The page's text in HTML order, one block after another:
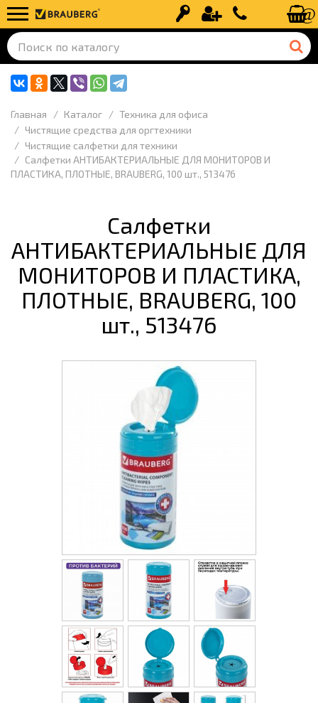
Вход Регистрация+7 (499) 110-
Главная Каталог
Техника для офиса
Чистящие средства для оргтехники
Чистящие салфетки для техники
Салфетки АНТИБАКТЕРИАЛЬНЫЕ ДЛЯ МОНИТОРОВ И
ПЛАСТИКА, ПЛОТНЫЕ, BRAUBERG, 100 шт., 513476
Салфетки
АНТИБАКТЕРИАЛЬНЫЕ ДЛЯ
МОНИТОРОВ И ПЛАСТИКА,
ПЛОТНЫЕ, BRAUBERG, 100
шт., 513476